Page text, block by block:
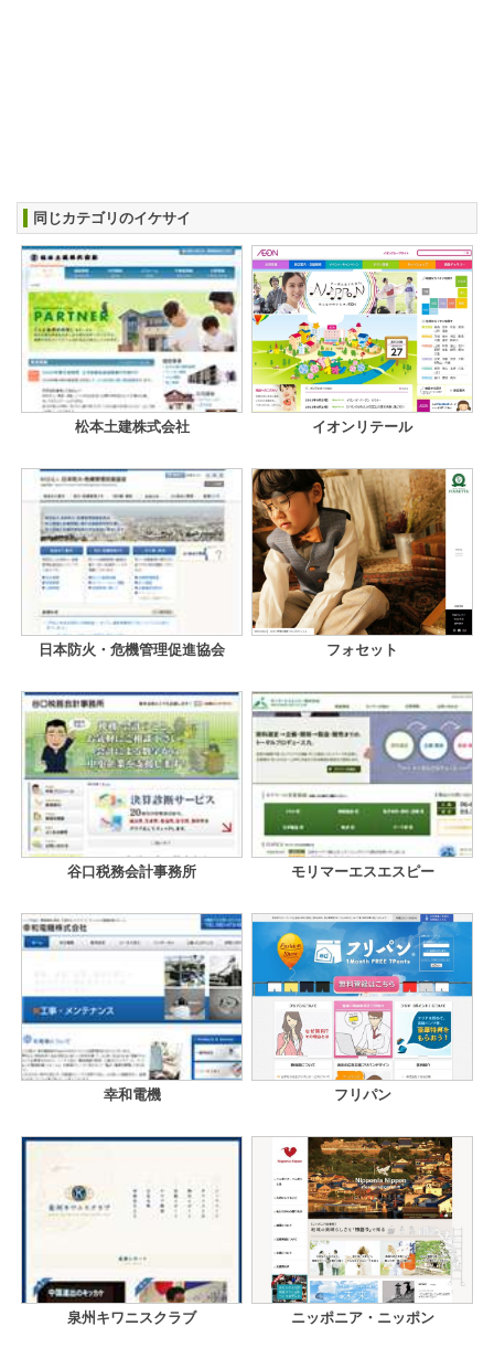
同じカテゴリのイケサイ
松本土建株式会社 イオンリテール
日本防火・危機管理促進協会 フォセット
谷口税務会計事務所 モリマーエスエスピー
幸和電機 フリパン
泉州キワニスクラブ ニッポニア・ニッポン